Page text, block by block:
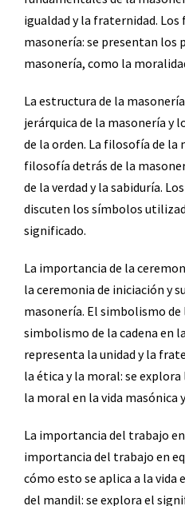
igualdad y la fraternidad.
masonería: se presentan los
masonería, como la
La estructura de la
jerárquica de la masonería y
de la orden. La filosofía de la
filosofía detrás de la
de la verdad y la sabiduría.
discuten los símbolos
significado.
La importancia de la
la ceremonia de iniciación y
masonería. El simbolismo de
simbolismo de la cadena en
representa la unidad y la
la ética y la moral: se
la moral en la vida masónica
La importancia del trabajo
importancia del trabajo en
cómo esto se aplica a la vida
del mandil: se explora el